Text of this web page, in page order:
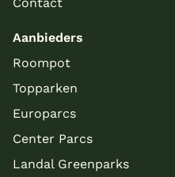
Contact
Aanbieders
Roompot
Topparken
Europarcs
Center Parcs
Landal Greenparks